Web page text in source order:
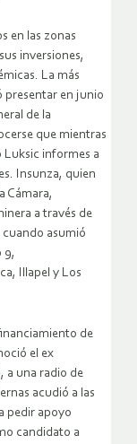
en las zonas
inversiones,
La más
presentar en junio
de la
que mientras
Luksic informes a
Insunza, quien
Cámara,
a través de
asumió
9,
Illapel y Los
de
el ex
a una radio de
acudió a las
pedir apoyo
candidato a